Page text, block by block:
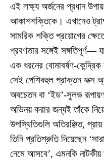
এই লক্ষ্য অর্জনের প্রধান
আকাশশক্তিকে। এখানেও
সামরিক শক্তি প্রয়োগের
প্রবণতার সঙ্গেই
এক ধরনের বোমাবর্ষণ-
সেই পেশিবহুল প্রাক্তন ফক্স
অবচেতন বা ‘ইড’-সুলভ
অভিনয় করার জন্যই তাঁকে
উপস্থিতিগুলি অতিরঞ্জিত,
তিনি প্রতিশ্রুতি দিয়েছেন
নেমে আসবে’, এমনকি নাটকীয়